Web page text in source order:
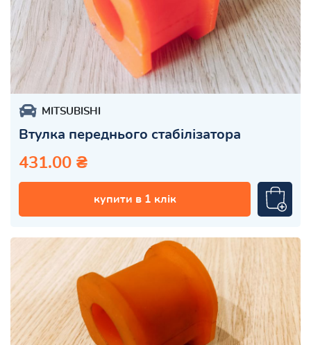
MITSUBISHI
Втулка переднього стабілізатора
431.00 ₴
купити в 1 клік